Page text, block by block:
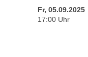
Fr, 05.09.2025
17:00 Uhr